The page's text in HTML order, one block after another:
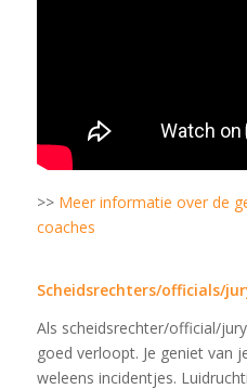
>> Meer informatie over de
coaches
Scheidsrechters/officials/
Als scheidsrechter/official/
goed verloopt. Je geniet van
weleens incidentjes.